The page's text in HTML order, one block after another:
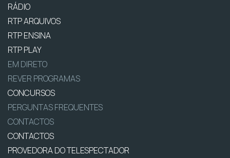
RÁDIO
RTP ARQUIVOS
RTP ENSINA
RTP PLAY
EM DIRETO
REVER PROGRAMAS
CONCURSOS
PERGUNTAS FREQUENTES
CONTACTOS
CONTACTOS
PROVEDORA DO TELESPECTADOR